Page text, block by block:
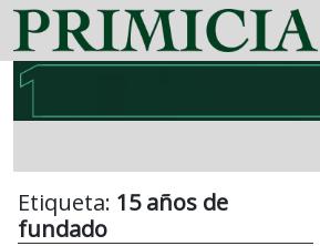
Etiqueta: 15 años de
fundado